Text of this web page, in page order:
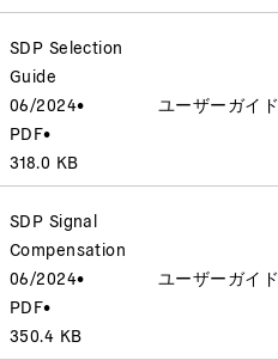
SDP Selection
Guide
06/2024•
PDF•
318.0 KB
ユーザーガイド
SDP Signal
Compensation
06/2024•
PDF•
350.4 KB
ユーザーガイド